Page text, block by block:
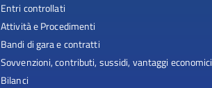
Entri controllati
Attività e Procedimenti
Bandi di gara e contratti
Sovvenzioni, contributi, sussidi, vantaggi economici
Bilanci